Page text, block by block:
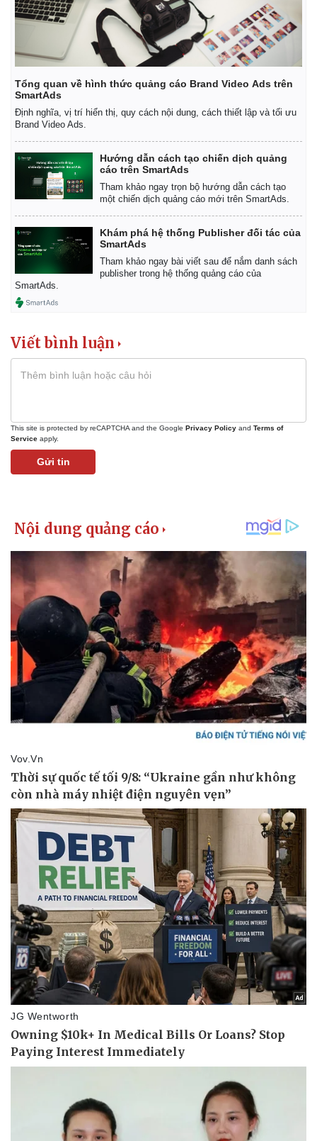
Bất động sản
Khởi nghiệp
Giá vàng
Tiêu dùng
Tỷ giá
Chứng khoán
Giá cà phê
Tổng quan về hình thức quảng cáo Brand Video Ads trên
SmartAds
Định nghĩa, vị trí hiển thị, quy cách nội dung, cách thiết lập và tối ưu
Brand Video Ads.
Hướng dẫn cách tạo chiến dịch quảng
cáo trên SmartAds
Tham khảo ngay trọn bộ hướng dẫn cách tạo
một chiến dịch quảng cáo mới trên SmartAds.
Khám phá hệ thống Publisher đối tác của
SmartAds
Tham khảo ngay bài viết sau để nắm danh sách
publisher trong hệ thống quảng cáo của
SmartAds.
Viết bình luận
This site is protected by reCAPTCHA and the Google Privacy Policy and Terms of
Service apply.
Gửi tin